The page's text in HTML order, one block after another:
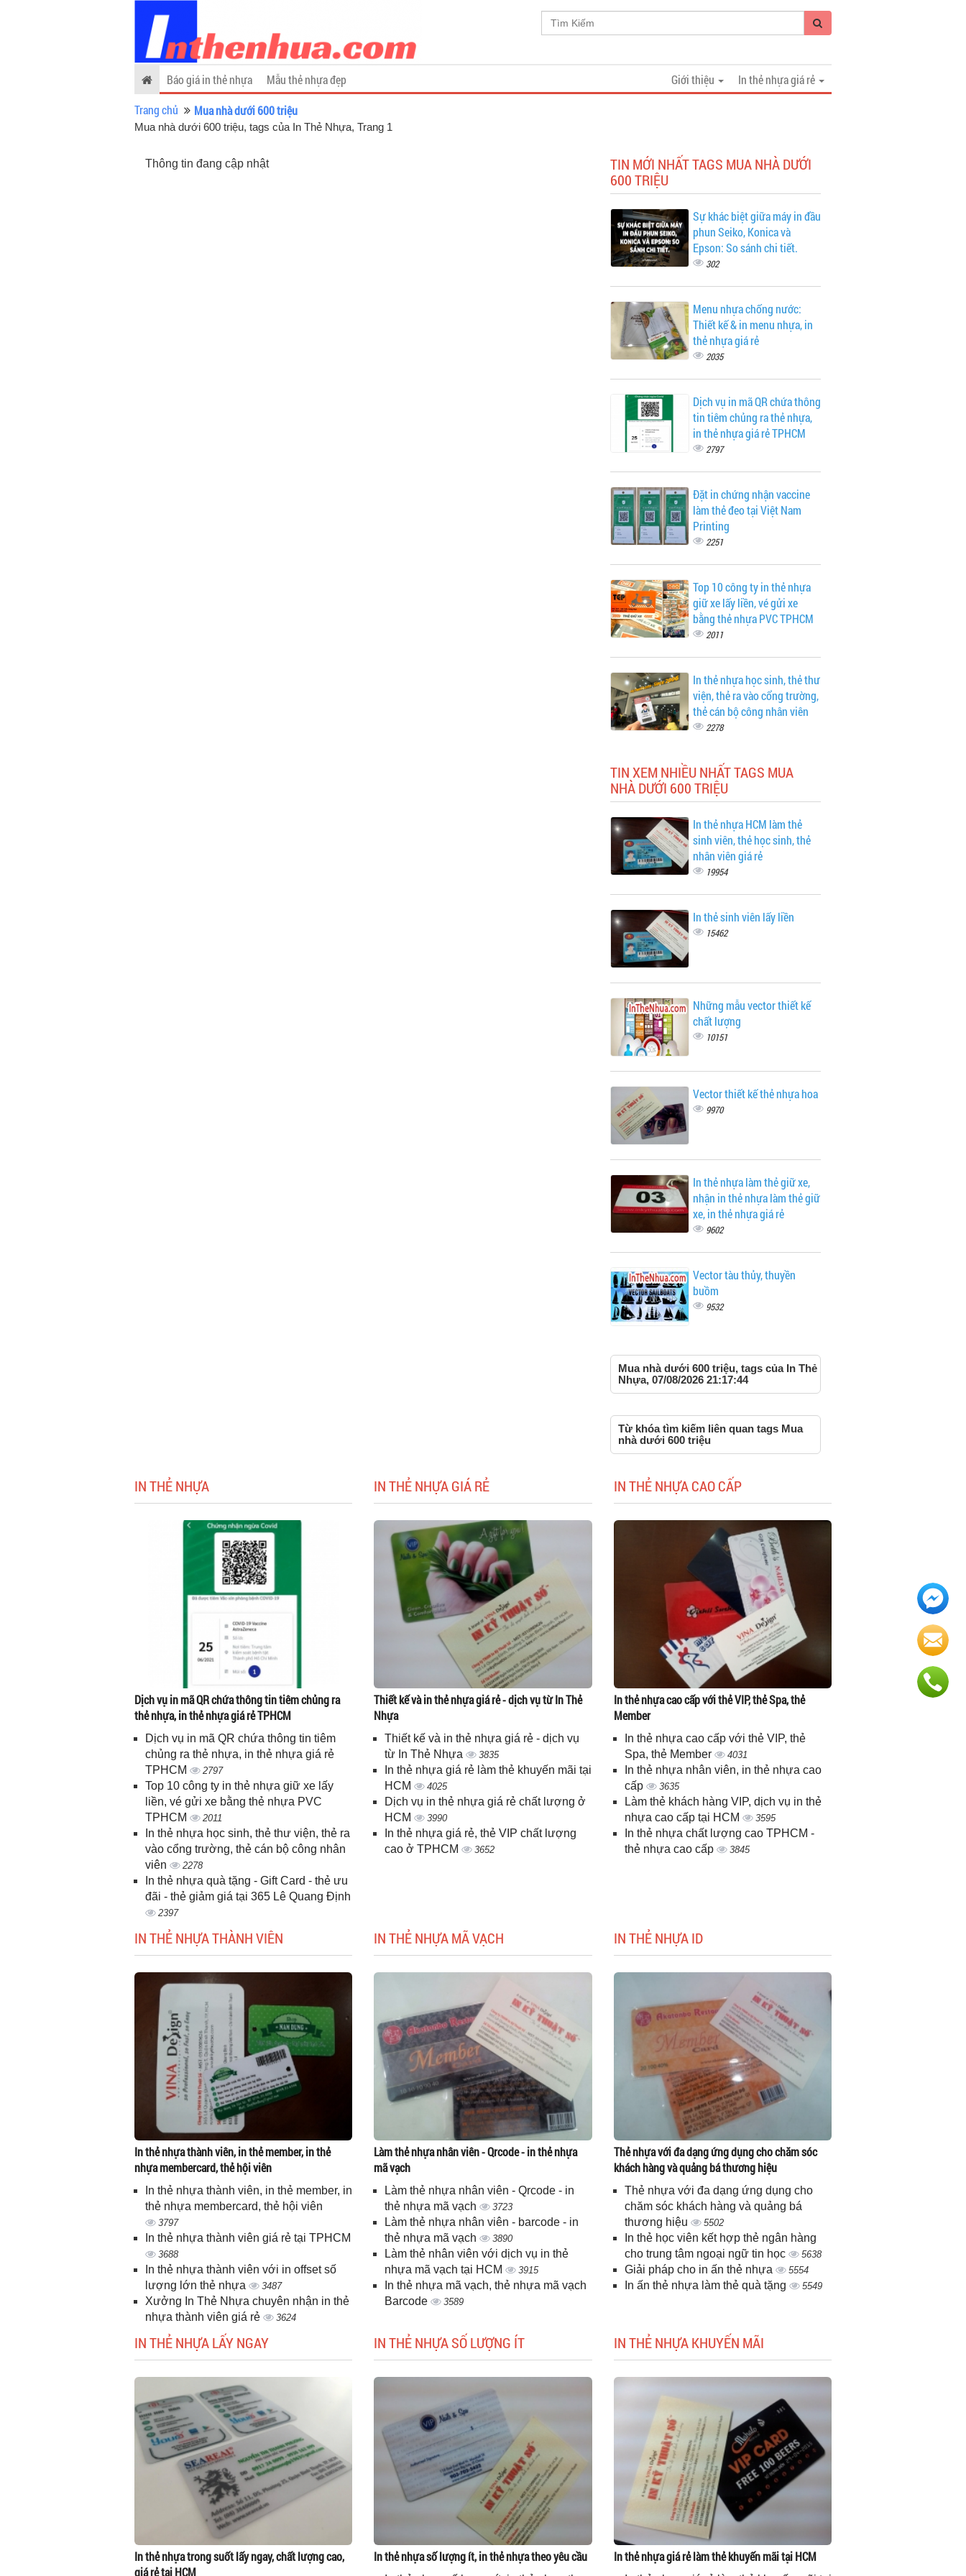
In thẻ nhựa giá rẻ
Báo giá in thẻ nhựa Mẫu thẻ nhựa đẹp
Giới thiệu
Trang chủ
Mua nhà dưới 600 triệu
Mua nhà dưới 600 triệu, tags của In Thẻ Nhựa, Trang 1
Thông tin đang cập nhật
TIN MỚI NHẤT TAGS MUA NHÀ DƯỚI
600 TRIỆU
Sự khác biệt giữa máy in đầu
phun Seiko, Konica và
Epson: So sánh chi tiết.
302
Menu nhựa chống nước:
Thiết kế & in menu nhựa, in
thẻ nhựa giá rẻ
2035
Dịch vụ in mã QR chứa thông
tin tiêm chủng ra thẻ nhựa,
in thẻ nhựa giá rẻ TPHCM
2797
Đặt in chứng nhận vaccine
làm thẻ đeo tại Việt Nam
Printing
2251
Top 10 công ty in thẻ nhựa
giữ xe lấy liền, vé gửi xe
bằng thẻ nhựa PVC TPHCM
2011
In thẻ nhựa học sinh, thẻ thư
viện, thẻ ra vào cổng trường,
thẻ cán bộ công nhân viên
2278
TIN XEM NHIỀU NHẤT TAGS MUA
NHÀ DƯỚI 600 TRIỆU
In thẻ nhựa HCM làm thẻ
sinh viên, thẻ học sinh, thẻ
nhân viên giá rẻ
19954
In thẻ sinh viên lấy liền
15462
Những mẫu vector thiết kế
chất lượng
10151
Vector thiết kế thẻ nhựa hoa
9970
In thẻ nhựa làm thẻ giữ xe,
nhận in thẻ nhựa làm thẻ giữ
xe, in thẻ nhựa giá rẻ
9602
Vector tàu thủy, thuyền
buồm
9532
Mua nhà dưới 600 triệu, tags của In Thẻ
Nhựa, 07/08/2026 21:17:44
Từ khóa tìm kiếm liên quan tags Mua
nhà dưới 600 triệu
IN THẺ NHỰA
Dịch vụ in mã QR chứa thông tin tiêm chủng ra
thẻ nhựa, in thẻ nhựa giá rẻ TPHCM
Dịch vụ in mã QR chứa thông tin tiêm
chủng ra thẻ nhựa, in thẻ nhựa giá rẻ
TPHCM
2797
Top 10 công ty in thẻ nhựa giữ xe lấy
liền, vé gửi xe bằng thẻ nhựa PVC
TPHCM
2011
In thẻ nhựa học sinh, thẻ thư viện, thẻ ra
vào cổng trường, thẻ cán bộ công nhân
viên
2278
In thẻ nhựa quà tặng - Gift Card - thẻ ưu
đãi - thẻ giảm giá tại 365 Lê Quang Định
2397
IN THẺ NHỰA GIÁ RẺ
Thiết kế và in thẻ nhựa giá rẻ - dịch vụ từ In Thẻ
Nhựa
Thiết kế và in thẻ nhựa giá rẻ - dịch vụ
từ In Thẻ Nhựa
3835
In thẻ nhựa giá rẻ làm thẻ khuyến mãi tại
HCM
4025
Dịch vụ in thẻ nhựa giá rẻ chất lượng ở
HCM
3990
In thẻ nhựa giá rẻ, thẻ VIP chất lượng
cao ở TPHCM
3652
IN THẺ NHỰA CAO CẤP
In thẻ nhựa cao cấp với thẻ VIP, thẻ Spa, thẻ
Member
In thẻ nhựa cao cấp với thẻ VIP, thẻ
Spa, thẻ Member
4031
In thẻ nhựa nhân viên, in thẻ nhựa cao
cấp
3635
Làm thẻ khách hàng VIP, dịch vụ in thẻ
nhựa cao cấp tại HCM
3595
In thẻ nhựa chất lượng cao TPHCM -
thẻ nhựa cao cấp
3845
IN THẺ NHỰA THÀNH VIÊN
In thẻ nhựa thành viên, in thẻ member, in thẻ
nhựa membercard, thẻ hội viên
In thẻ nhựa thành viên, in thẻ member, in
thẻ nhựa membercard, thẻ hội viên
3797
In thẻ nhựa thành viên giá rẻ tại TPHCM
3688
In thẻ nhựa thành viên với in offset số
lượng lớn thẻ nhựa
3487
Xưởng In Thẻ Nhựa chuyên nhận in thẻ
nhựa thành viên giá rẻ
3624
IN THẺ NHỰA MÃ VẠCH
Làm thẻ nhựa nhân viên - Qrcode - in thẻ nhựa
mã vạch
Làm thẻ nhựa nhân viên - Qrcode - in
thẻ nhựa mã vạch
3723
Làm thẻ nhựa nhân viên - barcode - in
thẻ nhựa mã vạch
3890
Làm thẻ nhân viên với dịch vụ in thẻ
nhựa mã vạch tại HCM
3915
In thẻ nhựa mã vạch, thẻ nhựa mã vạch
Barcode
3589
IN THẺ NHỰA ID
Thẻ nhựa với đa dạng ứng dụng cho chăm sóc
khách hàng và quảng bá thương hiệu
Thẻ nhựa với đa dạng ứng dụng cho
chăm sóc khách hàng và quảng bá
thương hiệu
5502
In thẻ học viên kết hợp thẻ ngân hàng
cho trung tâm ngoại ngữ tin học
5638
Giải pháp cho in ấn thẻ nhựa 5554
In ấn thẻ nhựa làm thẻ quà tặng 5549
IN THẺ NHỰA LẤY NGAY
In thẻ nhựa trong suốt lấy ngay, chất lượng cao,
giá rẻ tại HCM
IN THẺ NHỰA SỐ LƯỢNG ÍT
In thẻ nhựa số lượng ít, in thẻ nhựa theo yêu cầu
IN THẺ NHỰA KHUYẾN MÃI
In thẻ nhựa giá rẻ làm thẻ khuyến mãi tại HCM